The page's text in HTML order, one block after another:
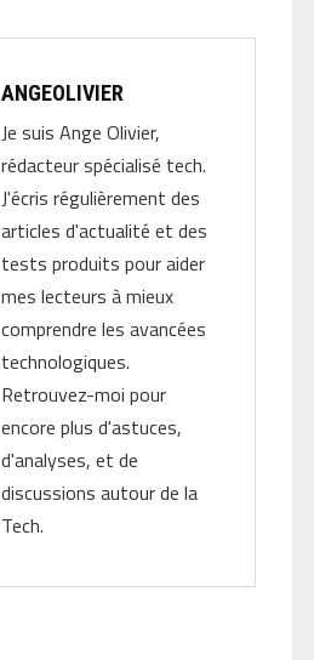
ANGEOLIVIER
Je suis Ange Olivier,
rédacteur spécialisé tech.
J'écris régulièrement des
articles d'actualité et des
tests produits pour aider
mes lecteurs à mieux
comprendre les avancées
technologiques.
Retrouvez-moi pour
encore plus d'astuces,
d'analyses, et de
discussions autour de la
Tech.